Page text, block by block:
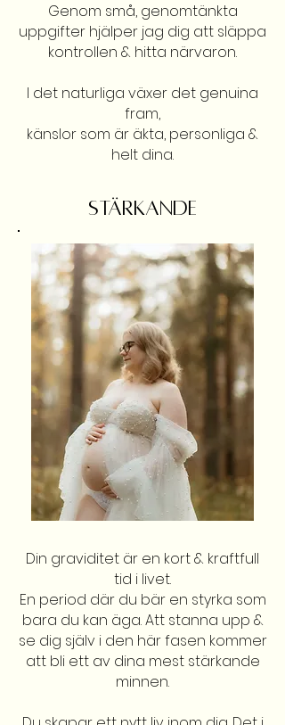
Genom små, genomtänkta
uppgifter hjälper jag dig att släppa
kontrollen & hitta närvaron.
I det naturliga växer det genuina
fram,
känslor som är äkta, personliga &
helt dina.
STÄRKANDE
Din graviditet är en kort & kraftfull
tid i livet.
En period där du bär en styrka som
bara du kan äga. Att stanna upp &
se dig själv i den här fasen kommer
att bli ett av dina mest stärkande
minnen.